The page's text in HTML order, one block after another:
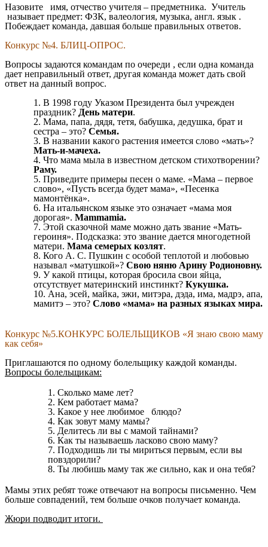
Назовите имя, отчество учителя – предметника. Учитель
называет предмет: ФЗК, валеология, музыка, англ. язык .
Побеждает команда, давшая больше правильных ответов.
Конкурс №4. БЛИЦ-ОПРОС.
Вопросы задаются командам по очереди , если одна команда
дает неправильный ответ, другая команда может дать свой
ответ на данный вопрос.
В 1998 году Указом Президента был учрежден
праздник? День матери.
Мама, папа, дядя, тетя, бабушка, дедушка, брат и
сестра – это? Семья.
В названии какого растения имеется слово «мать»?
Мать-и-мачеха.
Что мама мыла в известном детском стихотворении?
Раму.
Приведите примеры песен о маме. «Мама – первое
слово», «Пусть всегда будет мама», «Песенка
мамонтёнка».
На итальянском языке это означает «мама моя
дорогая». Mammamia.
Этой сказочной маме можно дать звание «Мать-
героиня». Подсказка: это звание дается многодетной
матери. Мама семерых козлят.
Кого А. С. Пушкин с особой теплотой и любовью
называл «матушкой»? Свою няню Арину Родионовну.
У какой птицы, которая бросила свои яйца,
отсутствует материнский инстинкт? Кукушка.
Ана, эсей, майка, эжи, митэра, дэда, има, мадрэ, апа,
мамитэ – это? Слово «мама» на разных языках мира.
Конкурс №5.КОНКУРС БОЛЕЛЬЩИКОВ «Я знаю свою маму
как себя»
Приглашаются по одному болельщику каждой команды.
Вопросы болельщикам:
Сколько маме лет?
Кем работает мама?
Какое у нее любимое блюдо?
Как зовут маму мамы?
Делитесь ли вы с мамой тайнами?
Как ты называешь ласково свою маму?
Подходишь ли ты мириться первым, если вы
повздорили?
Ты любишь маму так же сильно, как и она тебя?
Мамы этих ребят тоже отвечают на вопросы письменно. Чем
больше совпадений, тем больше очков получает команда.
Жюри подводит итоги.